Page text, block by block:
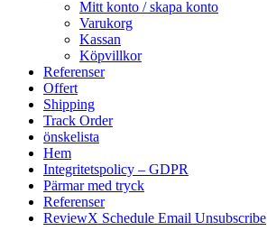
Mitt konto / skapa konto
Varukorg
Kassan
Köpvillkor
Referenser
Offert
Shipping
Track Order
önskelista
Hem
Integritetspolicy – GDPR
Pärmar med tryck
Referenser
ReviewX Schedule Email Unsubscribe